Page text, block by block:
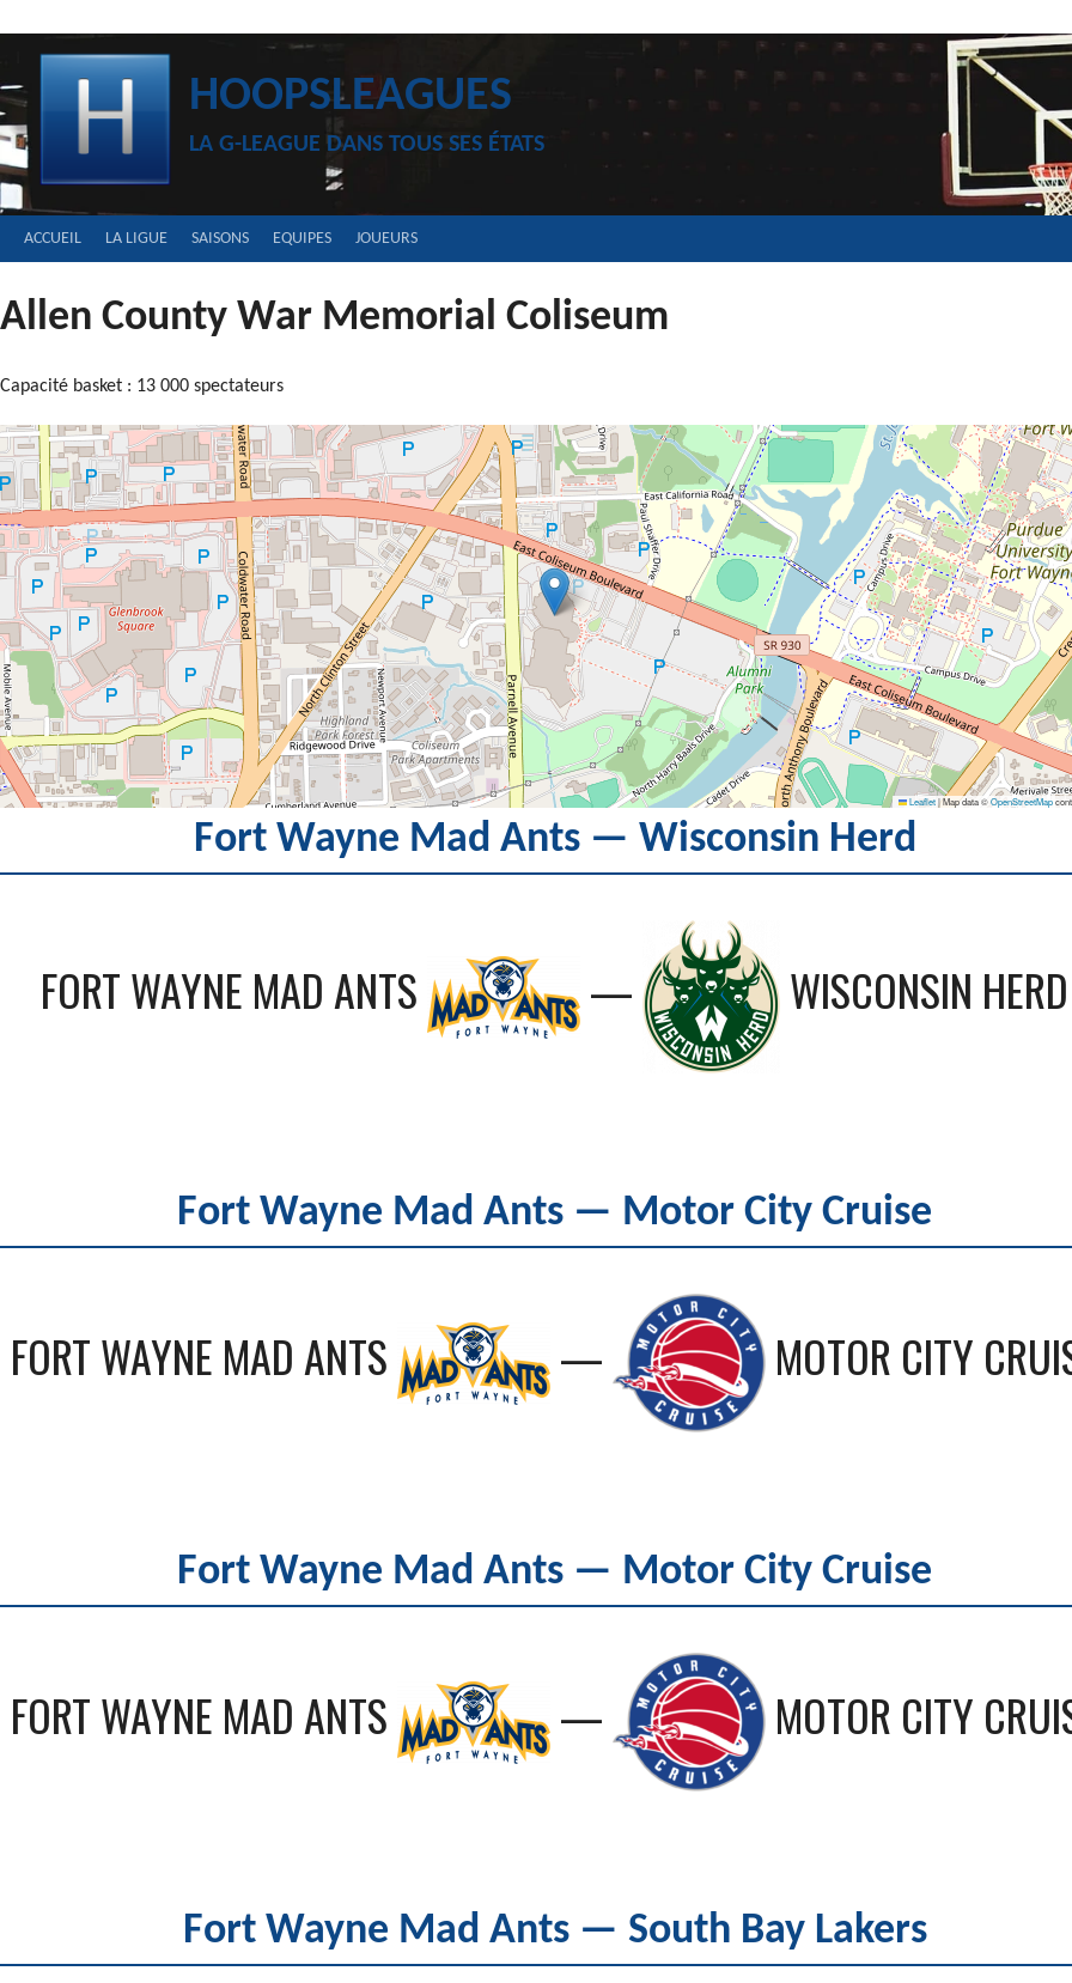
HOOPSLEAGUES
LA G-LEAGUE DANS TOUS SES ÉTATS
ACCUEIL LA LIGUE SAISONS EQUIPES JOUEURS
Allen County War Memorial Coliseum
Capacité basket : 13 000 spectateurs
Leaflet |Map data ©OpenStreetMap
Fort Wayne Mad Ants — Wisconsin Herd
FORT WAYNE MAD ANTS — WISCONSIN HERD
Fort Wayne Mad Ants — Motor City Cruise
FORT WAYNE MAD ANTS — MOTOR CITY
Fort Wayne Mad Ants — Motor City Cruise
FORT WAYNE MAD ANTS — MOTOR CITY
Fort Wayne Mad Ants — South Bay Lakers